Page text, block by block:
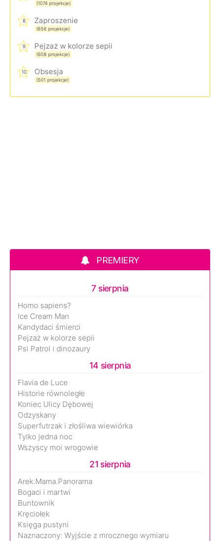
(1074 projekcje)
8 Zaproszenie
(656 projekcje)
9 Pejzaż w kolorze sepii
(608 projekcje)
10 Obsesja
(501 projekcje)
PREMIERY
7 sierpnia
Homo sapiens?
Ice Cream Man
Kandydaci śmierci
Pejzaż w kolorze sepii
Psi Patrol i dinozaury
14 sierpnia
Flavia de Luce
Historie równoległe
Koniec Ulicy Dębowej
Odzyskany
Superfutrzak i złośliwa wiewiórka
Tylko jedna noc
Wszyscy moi wrogowie
21 sierpnia
Arek.Mama.Panorama
Bogaci i martwi
Buntownik
Kręciołek
Księga pustyni
Naznaczony: Wyjście z mrocznego wymiaru